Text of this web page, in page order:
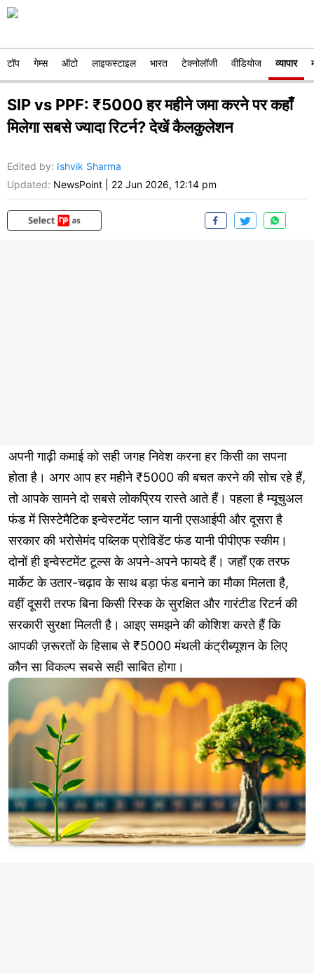
टॉप गेम्स ऑटो लाइफस्टाइल भारत टेक्नोलॉजी वीडियोज व्यापार
SIP vs PPF: ₹5000 हर महीने जमा करने पर कहाँ
मिलेगा सबसे ज्यादा रिटर्न? देखें कैलकुलेशन
Edited by: Ishvik Sharma
Updated: NewsPoint 22 Jun 2026, 12:14 pm
अपनी गाढ़ी कमाई को सही जगह निवेश करना हर किसी का सपना
होता है। अगर आप हर महीने ₹5000 की बचत करने की सोच रहे हैं,
तो आपके सामने दो सबसे लोकप्रिय रास्ते आते हैं। पहला है म्यूचुअल
फंड में सिस्टेमैटिक इन्वेस्टमेंट प्लान यानी एसआईपी और दूसरा है
सरकार की भरोसेमंद पब्लिक प्रोविडेंट फंड यानी पीपीएफ स्कीम।
दोनों ही इन्वेस्टमेंट टूल्स के अपने-अपने फायदे हैं। जहाँ एक तरफ
मार्केट के उतार-चढ़ाव के साथ बड़ा फंड बनाने का मौका मिलता है,
वहीं दूसरी तरफ बिना किसी रिस्क के सुरक्षित और गारंटीड रिटर्न की
सरकारी सुरक्षा मिलती है। आइए समझने की कोशिश करते हैं कि
आपकी ज़रूरतों के हिसाब से ₹5000 मंथली कंट्रीब्यूशन के लिए
कौन सा विकल्प सबसे सही साबित होगा।